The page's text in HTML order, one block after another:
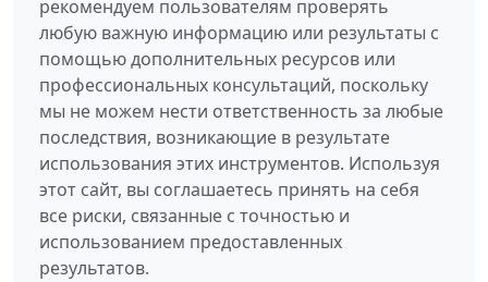
рекомендуем пользователям проверять
любую важную информацию или результаты с
помощью дополнительных ресурсов или
профессиональных консультаций, поскольку
мы не можем нести ответственность за любые
последствия, возникающие в результате
использования этих инструментов. Используя
этот сайт, вы соглашаетесь принять на себя
все риски, связанные с точностью и
использованием предоставленных
результатов.